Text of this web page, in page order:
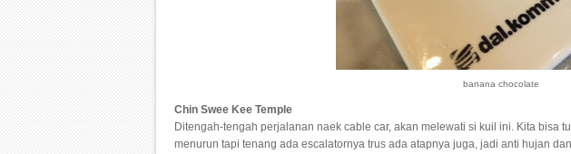
banana chocolate
Chin Swee Kee Temple
Ditengah-tengah perjalanan naek cable car, akan melewati si kuil ini. Kita bisa
menurun tapi tenang ada escalatornya trus ada atapnya juga, jadi anti hujan